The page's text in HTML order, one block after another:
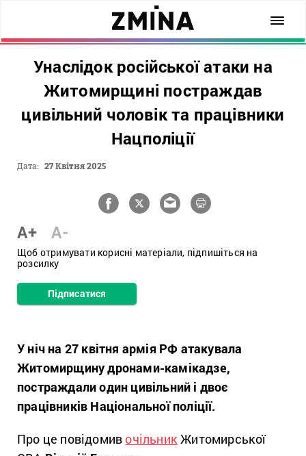
Унаслідок російської атаки на
Житомирщині постраждав
цивільний чоловік та працівники
Нацполіції
Дата: 27 Квітня 2025
A+ A-
Щоб отримувати корисні матеріали, підпишіться на
розсилку
Підписатися
У ніч на 27 квітня армія РФ атакувала
Житомирщину дронами-камікадзе,
постраждали один цивільний і двоє
працівників Національної поліції.
Про це повідомив очільникЖитомирської